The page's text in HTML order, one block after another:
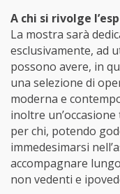
A chi si rivolge
La mostra sarà
esclusivamente, ad
possono avere, in
una selezione di
moderna e
inoltre
per chi, potendo
immedesimarsi
accompagnare
non vedenti e